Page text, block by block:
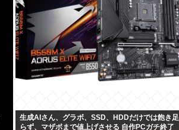
生成AIさん、グラボ、SSD、HDDだけでは飽き足
らず、マザボまで値上げさせる 自作PCガチ終了